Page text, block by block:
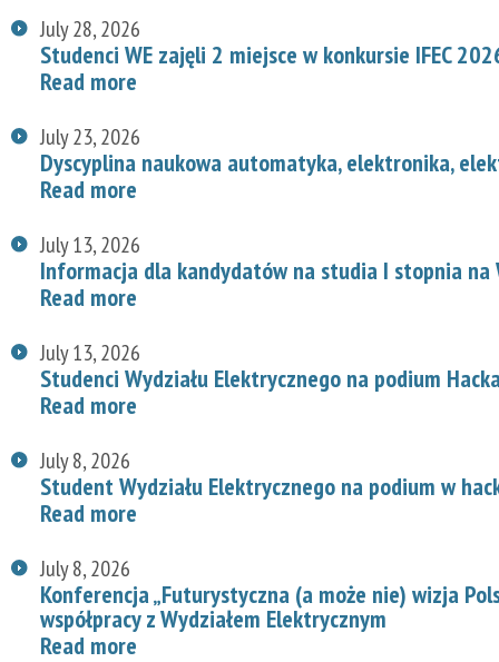
July 28, 2026
Studenci WE zajęli 2 miejsce w konkursie IFEC
Read more
July 23, 2026
Dyscyplina naukowa automatyka, elektronika,
Read more
July 13, 2026
Informacja dla kandydatów na studia I stopnia na
Read more
July 13, 2026
Studenci Wydziału Elektrycznego na podium
Read more
July 8, 2026
Student Wydziału Elektrycznego na podium w
Read more
July 8, 2026
Konferencja „Futurystyczna (a może nie) wizja
współpracy z Wydziałem Elektrycznym
Read more